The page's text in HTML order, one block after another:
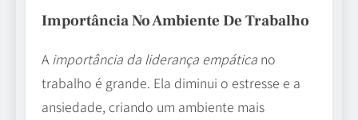
Importância No Ambiente De Trabalho
A importância da liderança empática no
trabalho é grande. Ela diminui o estresse e a
ansiedade, criando um ambiente mais